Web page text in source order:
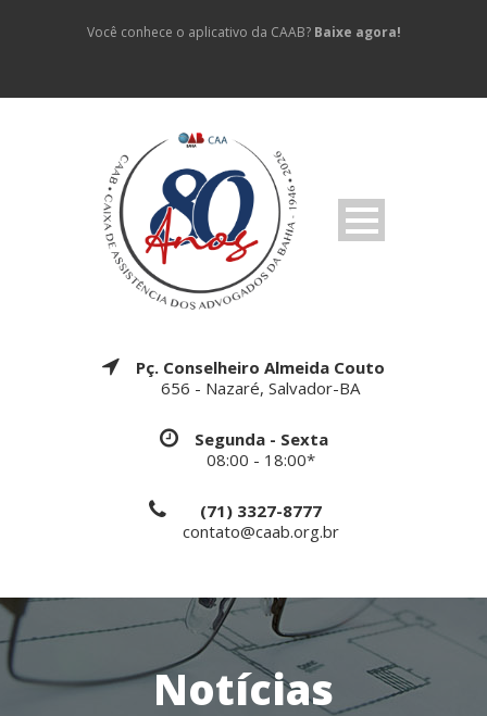
Você conhece o aplicativo da CAAB? Baixe agora!
Pç. Conselheiro Almeida Couto
656 - Nazaré, Salvador-BA
Segunda - Sexta
08:00 - 18:00*
(71) 3327-8777
contato@caab.org.br
Notícias